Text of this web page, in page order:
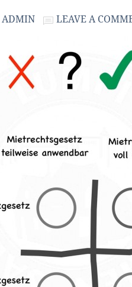
ADMIN LEAVE A